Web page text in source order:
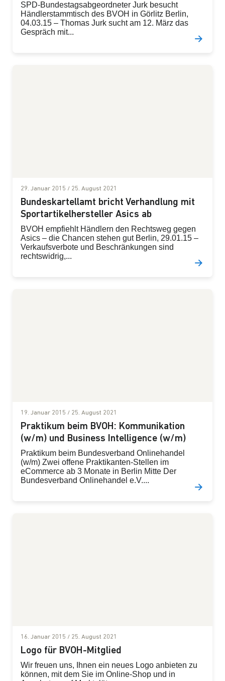
SPD-Bundestagsabgeordneter Jurk besucht
Händlerstammtisch des BVOH in Görlitz Berlin,
04.03.15 – Thomas Jurk sucht am 12. März das
Gespräch mit...
29. Januar 2015 / 25. August 2021
Bundeskartellamt bricht Verhandlung mit
Sportartikelhersteller Asics ab
BVOH empfiehlt Händlern den Rechtsweg gegen
Asics – die Chancen stehen gut Berlin, 29.01.15 –
Verkaufsverbote und Beschränkungen sind
rechtswidrig,...
19. Januar 2015 / 25. August 2021
Praktikum beim BVOH: Kommunikation
(w/m) und Business Intelligence (w/m)
Praktikum beim Bundesverband Onlinehandel
(w/m) Zwei offene Praktikanten-Stellen im
eCommerce ab 3 Monate in Berlin Mitte Der
Bundesverband Onlinehandel e.V....
16. Januar 2015 / 25. August 2021
Logo für BVOH-Mitglied
Wir freuen uns, Ihnen ein neues Logo anbieten zu
können, mit dem Sie im Online-Shop und in